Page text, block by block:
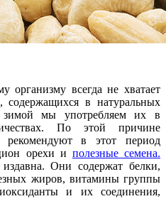
организму всегда не хватает
содержащихся в натуральных
зимой мы употребляем их в
По этой причине
рекомендуют в этот период
орехи и полезные семена.
издавна. Они содержат белки,
жиров, витамины группы
и их соединения,